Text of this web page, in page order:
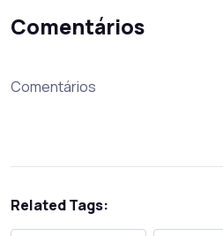
Comentários
Comentários
Related Tags: